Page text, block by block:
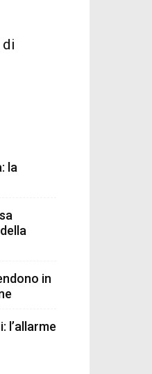
la
in
l’allarme